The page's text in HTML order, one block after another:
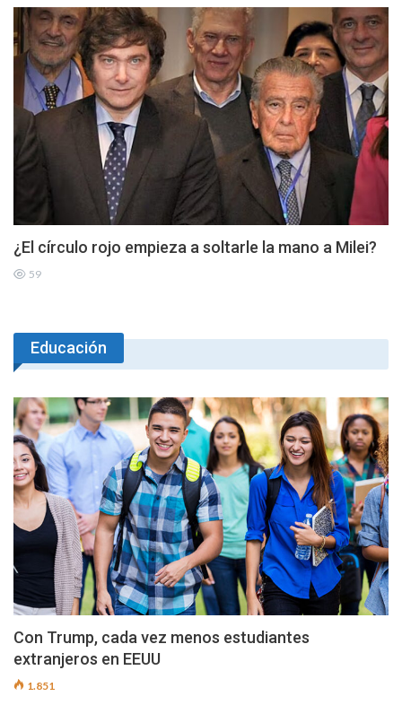
¿El círculo rojo empieza a soltarle la mano a Milei?
59
Educación
Con Trump, cada vez menos estudiantes
extranjeros en EEUU
1.851